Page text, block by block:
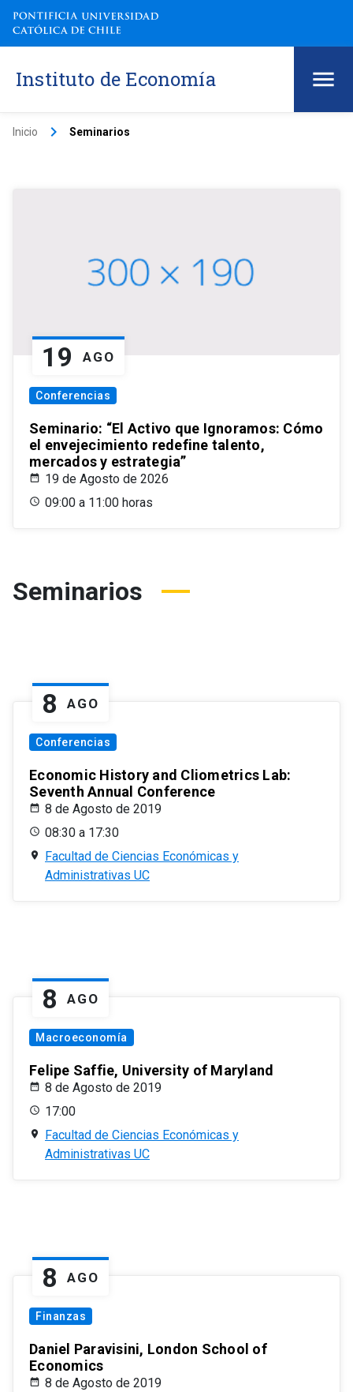
Instituto de Economía
Inicio keyboard_arrow_right Seminarios
19 AGO
Conferencias
Seminario: “El Activo que Ignoramos: Cómo
el envejecimiento redefine talento,
mercados y estrategia”
19 de Agosto de 2026
09:00 a 11:00 horas
Seminarios
8 AGO
Conferencias
Economic History and Cliometrics Lab:
Seventh Annual Conference
8 de Agosto de 2019
08:30 a 17:30
Facultad de Ciencias Económicas y
Administrativas UC
8 AGO
Macroeconomía
Felipe Saffie, University of Maryland
8 de Agosto de 2019
17:00
Facultad de Ciencias Económicas y
Administrativas UC
8 AGO
Finanzas
Daniel Paravisini, London School of
Economics
8 de Agosto de 2019